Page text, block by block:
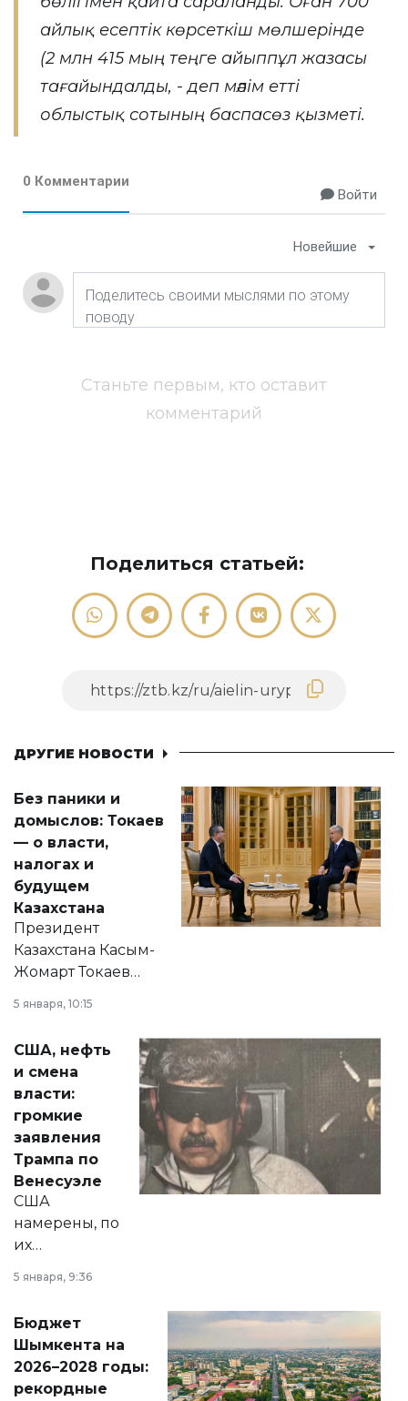
айлық есептік көрсеткіш мөлшерінде
(2 млн 415 мың теңге айыппұл жазасы
тағайындалды, - деп мәлім етті
облыстық сотының баспасөз қызметі.
0 Комментарии
Войти
Новейшие
Станьте первым, кто оставит
комментарий
Поделиться статьей:
ДРУГИЕ НОВОСТИ
Без паники и
домыслов: Токаев
— о власти,
налогах и
будущем
Казахстана
Президент
Казахстана Касым-
Жомарт Токаев
сразу несколько
актуальных тем —
от слухов о
политических
реформах до
вопросов армии,
экономики и
личного здоровья.
5 января, 10:15
США, нефть
и смена
власти:
громкие
заявления
Трампа по
Венесуэле
США
намерены, по
их
принести
народу
Венесуэлы.
5 января, 9:36
Бюджет
Шымкента на
2026–2028 годы:
рекордные